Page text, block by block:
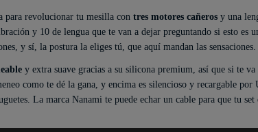
para revolucionar tu mesilla con tres motores cañeros y una
y 10 de lengua que te van a dejar preguntando si esto
y sí, la postura la eliges tú, que aquí mandan las sensaciones.
y extra suave gracias a su silicona premium, así que si te
como te dé la gana, y encima es silencioso y recargable
La marca Nanami te puede echar un cable para que tu set